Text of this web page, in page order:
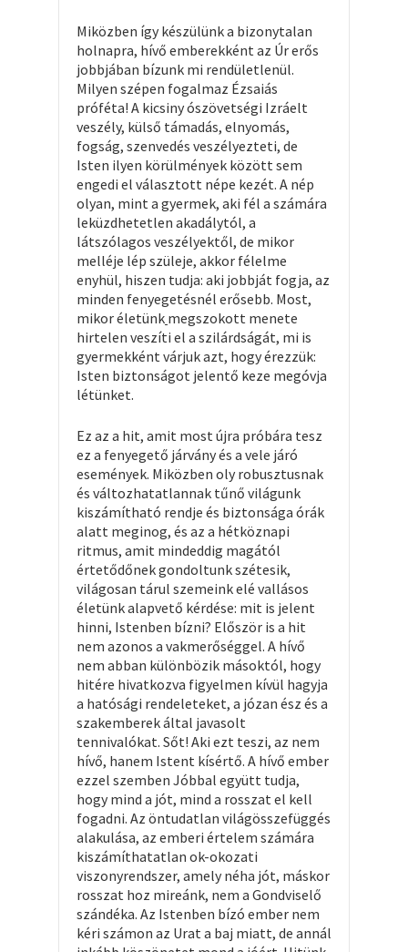
Miközben így készülünk a bizonytalan
holnapra, hívő emberekként az Úr erős
jobbjában bízunk mi rendületlenül.
Milyen szépen fogalmaz Ézsaiás
próféta! A kicsiny ószövetségi Izráelt
veszély, külső támadás, elnyomás,
fogság, szenvedés veszélyezteti, de
Isten ilyen körülmények között sem
engedi el választott népe kezét. A nép
olyan, mint a gyermek, aki fél a számára
leküzdhetetlen akadálytól, a
látszólagos veszélyektől, de mikor
melléje lép szüleje, akkor félelme
enyhül, hiszen tudja: aki jobbját fogja, az
minden fenyegetésnél erősebb. Most,
mikor életünk megszokott menete
hirtelen veszíti el a szilárdságát, mi is
gyermekként várjuk azt, hogy érezzük:
Isten biztonságot jelentő keze megóvja
létünket.
Ez az a hit, amit most újra próbára tesz
ez a fenyegető járvány és a vele járó
események. Miközben oly robusztusnak
és változhatatlannak tűnő világunk
kiszámítható rendje és biztonsága órák
alatt meginog, és az a hétköznapi
ritmus, amit mindeddig magától
értetődőnek gondoltunk szétesik,
világosan tárul szemeink elé vallásos
életünk alapvető kérdése: mit is jelent
hinni, Istenben bízni? Először is a hit
nem azonos a vakmerőséggel. A hívő
nem abban különbözik másoktól, hogy
hitére hivatkozva figyelmen kívül hagyja
a hatósági rendeleteket, a józan ész és a
szakemberek által javasolt
tennivalókat. Sőt! Aki ezt teszi, az nem
hívő, hanem Istent kísértő. A hívő ember
ezzel szemben Jóbbal együtt tudja,
hogy mind a jót, mind a rosszat el kell
fogadni. Az öntudatlan világösszefüggés
alakulása, az emberi értelem számára
kiszámíthatatlan ok-okozati
viszonyrendszer, amely néha jót, máskor
rosszat hoz mireánk, nem a Gondviselő
szándéka. Az Istenben bízó ember nem
kéri számon az Urat a baj miatt, de annál